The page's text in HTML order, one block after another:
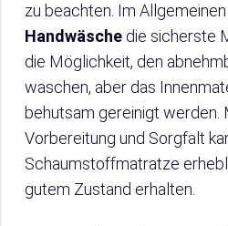
zu beachten. Im
Handwäsche die sicherste
die Möglichkeit, den
waschen, aber das
behutsam gereinigt werden.
Vorbereitung und Sorgfalt
Schaumstoffmatratze
gutem Zustand erhalten.